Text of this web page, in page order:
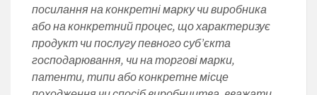
посилання на конкретні марку чи виробника
або на конкретний процес, що характеризує
продукт чи послугу певного суб’єкта
господарювання, чи на торгові марки,
патенти, типи або конкретне місце